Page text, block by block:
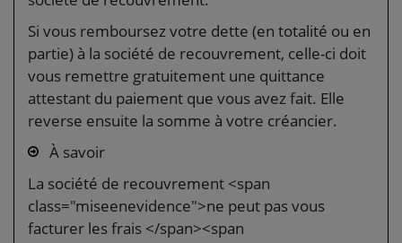
Si vous remboursez votre dette (en totalité ou en
partie) à la société de recouvrement, celle-ci doit
vous remettre gratuitement une quittance
attestant du paiement que vous avez fait. Elle
reverse ensuite la somme à votre créancier.
À savoir
La société de recouvrement <span
class="miseenevidence">ne peut pas vous
facturer les frais </span><span